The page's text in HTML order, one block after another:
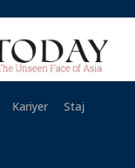
Kariyer
Staj